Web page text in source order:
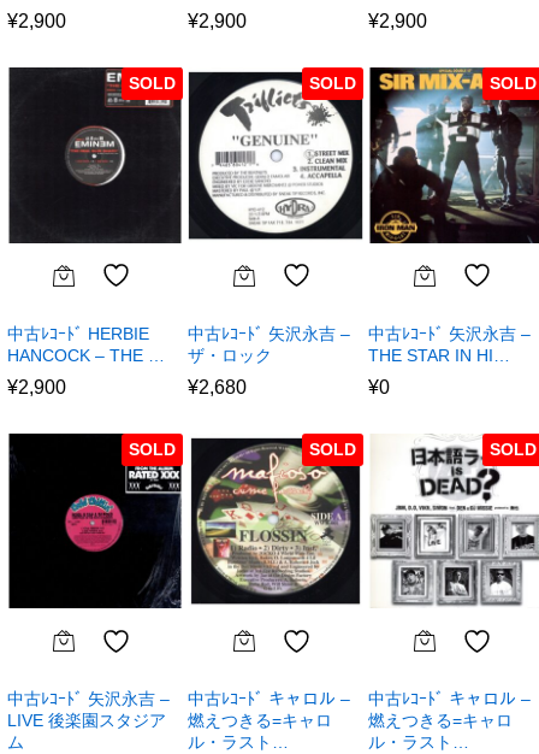
¥2,900 ¥2,900 ¥2,900
SOLD
中古ﾚｺｰﾄﾞ HERBIE
HANCOCK – THE …
¥2,900
SOLD
中古ﾚｺｰﾄﾞ 矢沢永吉 –
ザ・ロック
¥2,680
SOLD
中古ﾚｺｰﾄﾞ 矢沢永吉 –
THE STAR IN HI…
¥0
SOLD
中古ﾚｺｰﾄﾞ 矢沢永吉 –
LIVE 後楽園スタジア
ム
SOLD
中古ﾚｺｰﾄﾞ キャロル –
燃えつきる=キャロ
ル・ラスト…
SOLD
中古ﾚｺｰﾄﾞ キャロル –
燃えつきる=キャロ
ル・ラスト…